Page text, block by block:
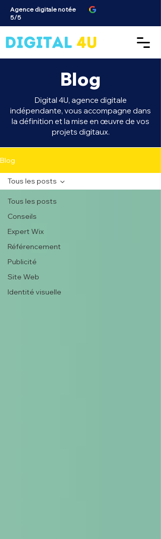
Agence digitale notée
5/5
Blog
Digital 4U, agence digitale
indépendante, vous accompagne dans
la définition et la mise en œuvre de vos
projets digitaux.
Blog
Tous les posts
Conseils
Expert Wix
Référencement
Publicité
Site Web
Identité visuelle
Tous les posts